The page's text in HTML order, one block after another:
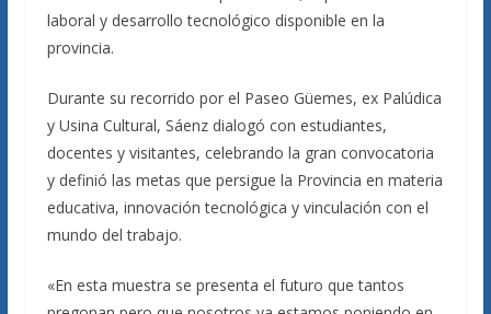
laboral y desarrollo tecnológico disponible en la
provincia.
Durante su recorrido por el Paseo Güemes, ex Palúdica
y Usina Cultural, Sáenz dialogó con estudiantes,
docentes y visitantes, celebrando la gran convocatoria
y definió las metas que persigue la Provincia en materia
educativa, innovación tecnológica y vinculación con el
mundo del trabajo.
«En esta muestra se presenta el futuro que tantos